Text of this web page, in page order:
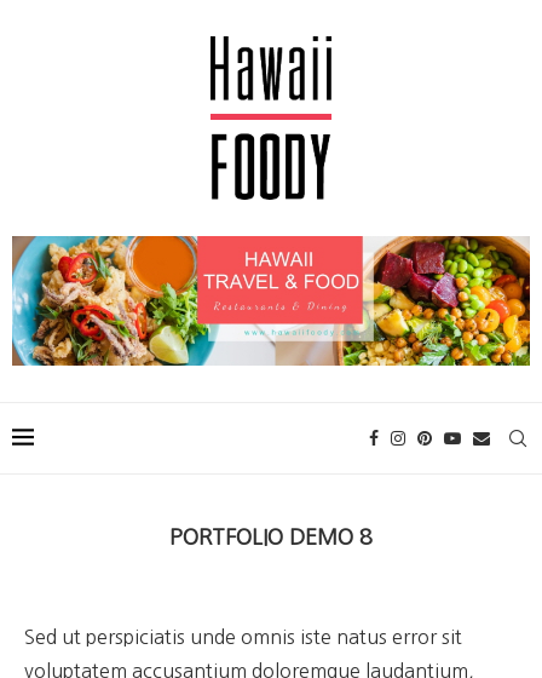
PORTFOLIO DEMO 8
Sed ut perspiciatis unde omnis iste natus error sit
voluptatem accusantium doloremque laudantium,